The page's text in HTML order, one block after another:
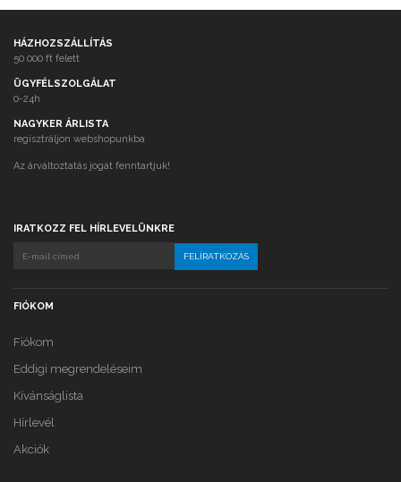
HÁZHOZSZÁLLÍTÁS
50 000 ft felett
ÜGYFÉLSZOLGÁLAT
0-24h
NAGYKER ÁRLISTA
regisztráljon webshopunkba
Az árváltoztatás jogát fenntartjuk!
IRATKOZZ FEL HÍRLEVELÜNKRE
FIÓKOM
Fiókom
Eddigi megrendeléseim
Kívánságlista
Hírlevél
Akciók